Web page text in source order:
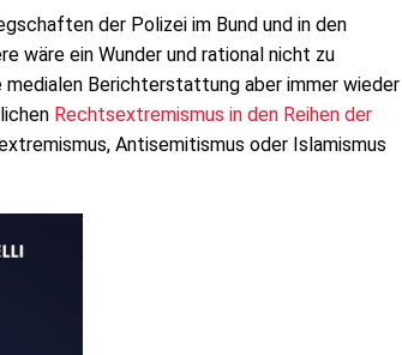
der Polizei im Bund und in den
wäre ein Wunder und rational nicht zu
medialen Berichterstattung aber immer wieder
Rechtsextremismus in den Reihen der
Antisemitismus oder Islamismus